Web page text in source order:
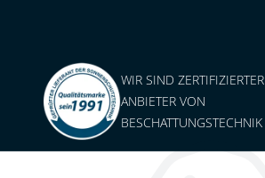
WIR SIND ZERTIFIZIERTER
ANBIETER VON
BESCHATTUNGSTECHNIK